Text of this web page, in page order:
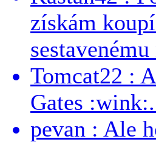
získám
Tomcat22 :
Gates
pevan : Ale